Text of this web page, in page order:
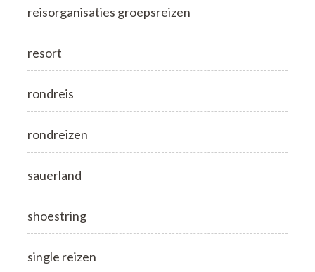
reisorganisaties groepsreizen
resort
rondreis
rondreizen
sauerland
shoestring
single reizen